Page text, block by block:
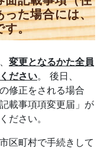
った場合には、
す。
変更となるかた全員
ださい。 後日、
修正をされる場合
載事項項変更届」が
ださい。
区町村で手続きして